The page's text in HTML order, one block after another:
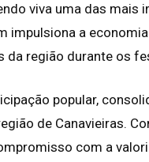
viva uma das
impulsiona a
da região durante os
popular,
de Canavieiras.
com a